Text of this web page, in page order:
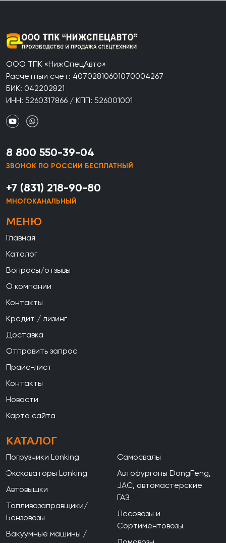
ООО ТПК «НижСпецАвто»
Расчетный счет: 40702810601070004267
БИК: 042202821
ИНН: 5260317866 / КПП: 526001001
8 800 550-39-04
ЗВОНОК ПО РОССИИ БЕСПЛАТНЫЙ
+7 (831) 218-90-80
МНОГОКАНАЛЬНЫЙ
МЕНЮ
Главная
Каталог
Вопросы/отзывы
О компании
Контакты
Кредит / лизинг
Доставка
Отправить запрос
Прайс-лист
Контакты
Новости
Карта сайта
КАТАЛОГ
Погрузчики Lonking
Экскаваторы Lonking
Автовышки
Топливозаправщики/
Бензовозы
Вакуумные машины /
Самосвалы
Автофургоны DongFeng,
JAC, автомастерские
ГАЗ
Лесовозы и
Сортиментовозы